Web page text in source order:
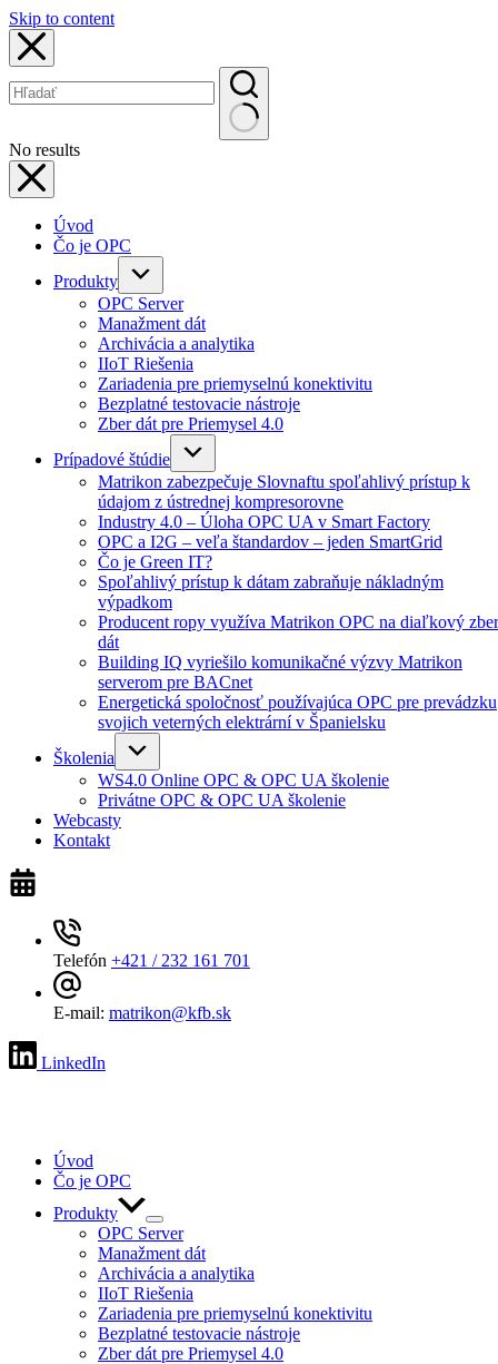
Skip to content
No results
Úvod
Čo je OPC
Produkty
OPC Server
Manažment dát
Archivácia a analytika
IIoT Riešenia
Zariadenia pre priemyselnú konektivitu
Bezplatné testovacie nástroje
Zber dát pre Priemysel 4.0
Prípadové štúdie
Matrikon zabezpečuje Slovnaftu spoľahlivý prístup k
údajom z ústrednej kompresorovne
Industry 4.0 – Úloha OPC UA v Smart Factory
OPC a I2G – veľa štandardov – jeden SmartGrid
Čo je Green IT?
Spoľahlivý prístup k dátam zabraňuje nákladným
výpadkom
Producent ropy využíva Matrikon OPC na diaľkový zber
dát
Building IQ vyriešilo komunikačné výzvy Matrikon
serverom pre BACnet
Energetická spoločnosť používajúca OPC pre prevádzku
svojich veterných elektrární v Španielsku
Školenia
WS4.0 Online OPC & OPC UA školenie
Privátne OPC & OPC UA školenie
Webcasty
Kontakt
Telefón +421 / 232 161 701
E-mail: matrikon@kfb.sk
LinkedIn
Úvod
Čo je OPC
Produkty
OPC Server
Manažment dát
Archivácia a analytika
IIoT Riešenia
Zariadenia pre priemyselnú konektivitu
Bezplatné testovacie nástroje
Zber dát pre Priemysel 4.0